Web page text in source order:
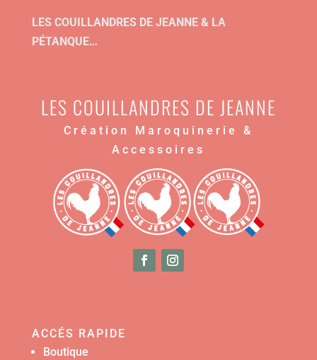
LES COUILLANDRES DE JEANNE & LA
PÉTANQUE…
LES COUILLANDRES DE JEANNE
Création Maroquinerie &
Accessoires
ACCÉS RAPIDE
Boutique